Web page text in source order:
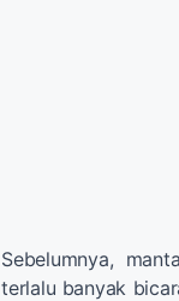
Sebelumnya,
terlalu banyak